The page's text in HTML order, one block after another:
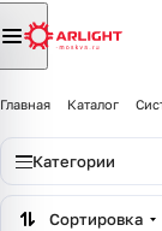
Главная Каталог
Категории
Сортировка